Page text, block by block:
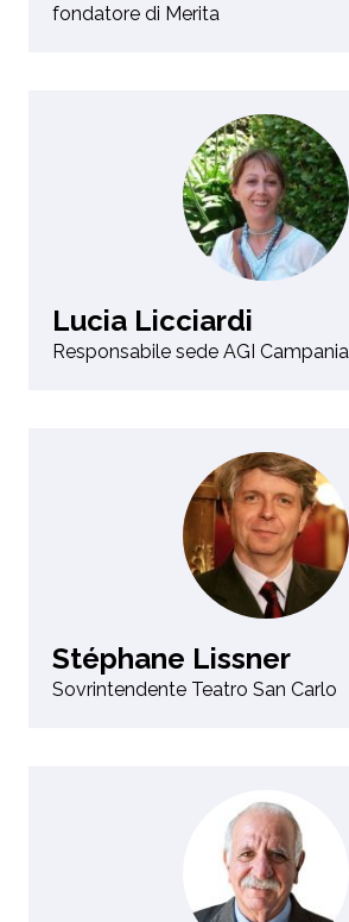
fondatore di Merita
Lucia Licciardi
Responsabile sede AGI Campania
Stéphane Lissner
Sovrintendente Teatro San Carlo